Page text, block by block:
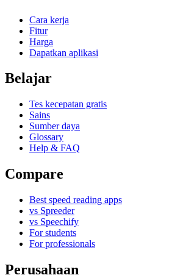
Cara kerja
Fitur
Harga
Dapatkan aplikasi
Belajar
Tes kecepatan gratis
Sains
Sumber daya
Glossary
Help & FAQ
Compare
Best speed reading apps
vs Spreeder
vs Speechify
For students
For professionals
Perusahaan